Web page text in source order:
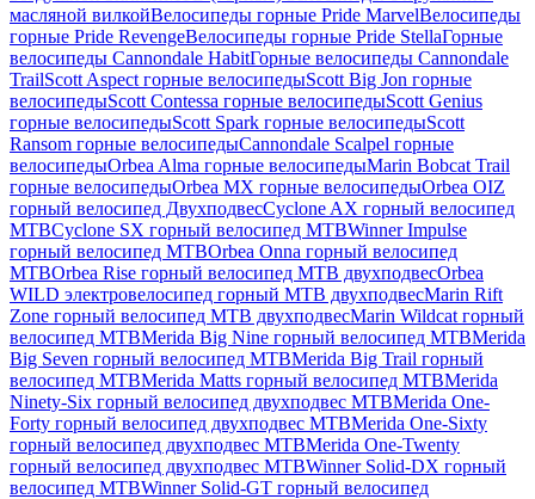
масляной вилкойВелосипеды горные Pride MarvelВелосипеды
горные Pride RevengeВелосипеды горные Pride StellaГорные
велосипеды Cannondale HabitГорные велосипеды Cannondale
TrailScott Aspect горные велосипедыScott Big Jon горные
велосипедыScott Contessa горные велосипедыScott Genius
горные велосипедыScott Spark горные велосипедыScott
Ransom горные велосипедыCannondale Scalpel горные
велосипедыOrbea Alma горные велосипедыMarin Bobcat Trail
горные велосипедыOrbea MX горные велосипедыOrbea OIZ
горный велосипед ДвухподвесCyclone AX горный велосипед
MTBCyclone SX горный велосипед MTBWinner Impulse
горный велосипед MTBOrbea Onna горный велосипед
MTBOrbea Rise горный велосипед MTB двухподвесOrbea
WILD электровелосипед горный MTB двухподвесMarin Rift
Zone горный велосипед MTB двухподвесMarin Wildcat горный
велосипед MTBMerida Big Nine горный велосипед MTBMerida
Big Seven горный велосипед MTBMerida Big Trail горный
велосипед MTBMerida Matts горный велосипед MTBMerida
Ninety-Six горный велосипед двухподвес MTBMerida One-
Forty горный велосипед двухподвес MTBMerida One-Sixty
горный велосипед двухподвес MTBMerida One-Twenty
горный велосипед двухподвес MTBWinner Solid-DX горный
велосипед MTBWinner Solid-GT горный велосипед